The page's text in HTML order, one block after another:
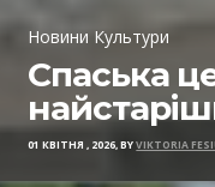
Новини Культури
Спаська
01 КВІТНЯ , 2026, BYVIKTORIA